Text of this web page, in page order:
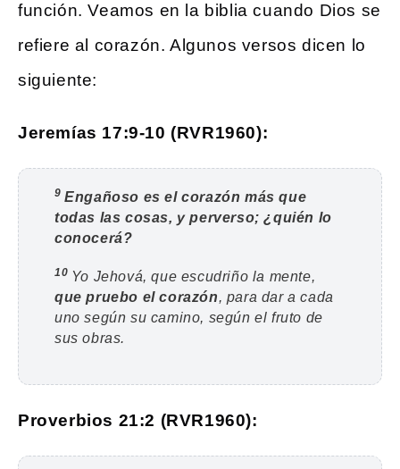
función. Veamos en la biblia cuando Dios se
refiere al corazón. Algunos versos dicen lo
siguiente:
Jeremías 17:9-10 (RVR1960):
9 Engañoso es el corazón más que
todas las cosas, y perverso; ¿quién lo
conocerá?
10 Yo Jehová, que escudriño la mente,
que pruebo el corazón, para dar a cada
uno según su camino, según el fruto de
sus obras.
Proverbios 21:2 (RVR1960):